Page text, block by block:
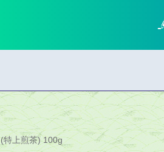
特上煎茶) 100g